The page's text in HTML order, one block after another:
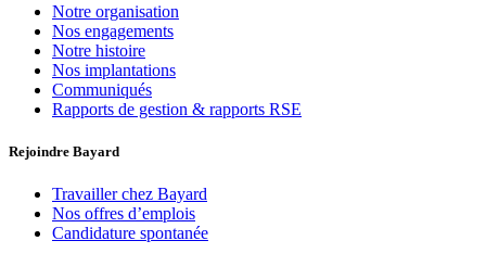
Notre organisation
Nos engagements
Notre histoire
Nos implantations
Communiqués
Rapports de gestion & rapports RSE
Rejoindre Bayard
Travailler chez Bayard
Nos offres d’emplois
Candidature spontanée